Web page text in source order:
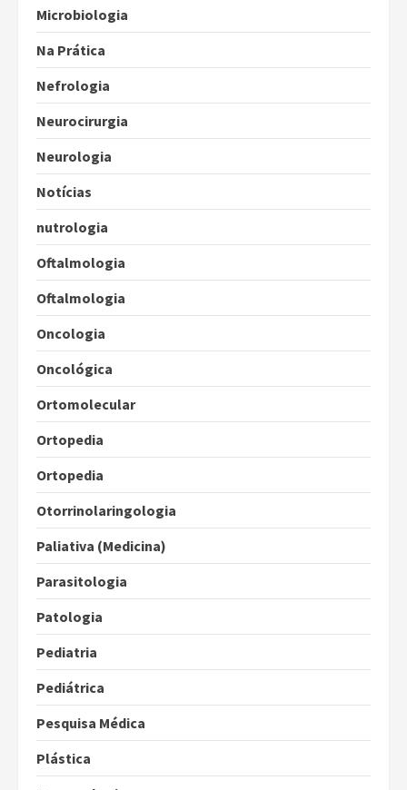
Microbiologia
Na Prática
Nefrologia
Neurocirurgia
Neurologia
Notícias
nutrologia
Oftalmologia
Oftalmologia
Oncologia
Oncológica
Ortomolecular
Ortopedia
Ortopedia
Otorrinolaringologia
Paliativa (Medicina)
Parasitologia
Patologia
Pediatria
Pediátrica
Pesquisa Médica
Plástica